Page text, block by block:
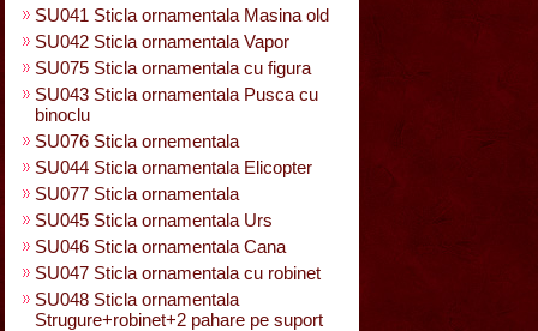
SU041 Sticla ornamentala Masina old
SU042 Sticla ornamentala Vapor
SU075 Sticla ornamentala cu figura
SU043 Sticla ornamentala Pusca cu
binoclu
SU076 Sticla ornementala
SU044 Sticla ornamentala Elicopter
SU077 Sticla ornamentala
SU045 Sticla ornamentala Urs
SU046 Sticla ornamentala Cana
SU047 Sticla ornamentala cu robinet
SU048 Sticla ornamentala
Strugure+robinet+2 pahare pe suport